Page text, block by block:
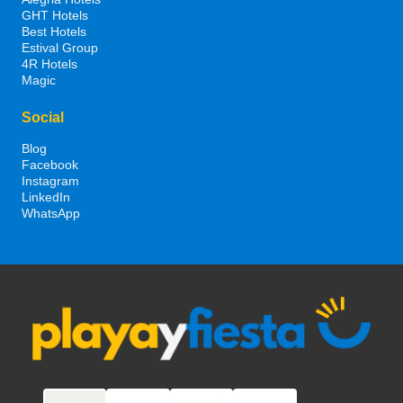
GHT Hotels
Best Hotels
Estival Group
4R Hotels
Magic
Social
Blog
Facebook
Instagram
LinkedIn
WhatsApp